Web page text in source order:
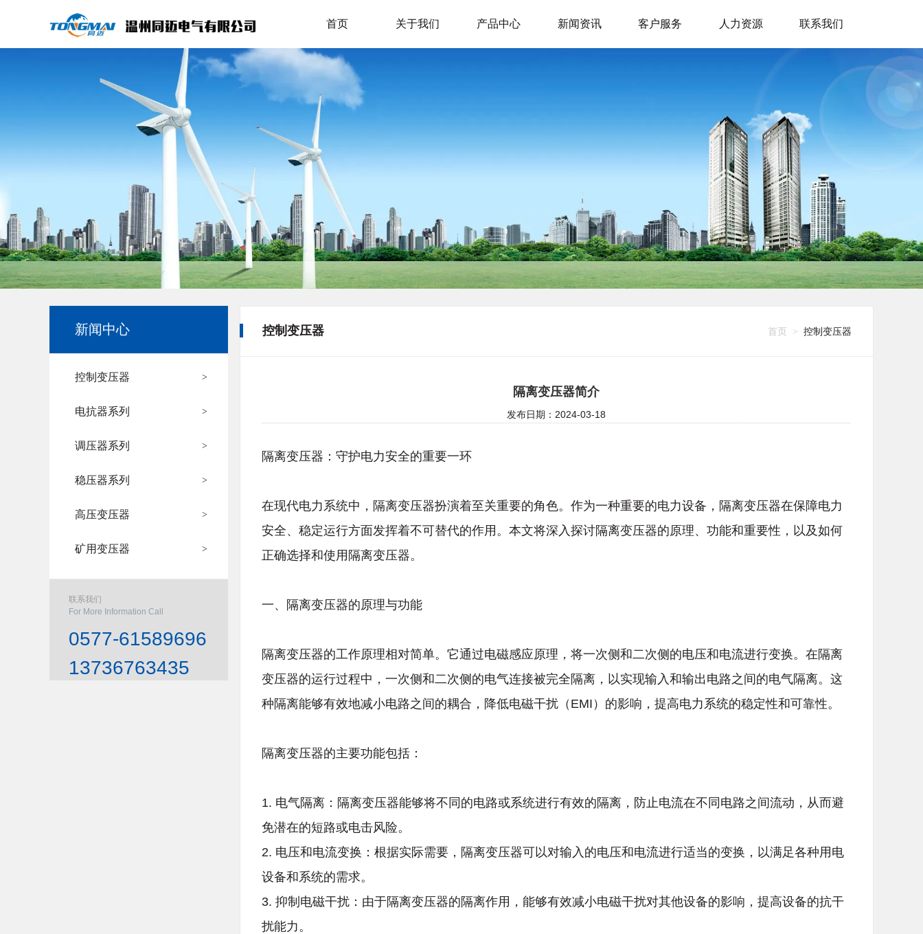
首页 关于我们 产品中心 新闻资讯 客户服务 人力资源 联系我们
新闻中心
控制变压器 >
电抗器系列 >
调压器系列 >
稳压器系列 >
高压变压器 >
矿用变压器 >
联系我们
For More Information Call
0577-61589696
13736763435
控制变压器 首页 > 控制变压器
隔离变压器简介
发布日期：2024-03-18
隔离变压器：守护电力安全的重要一环
在现代电力系统中，隔离变压器扮演着至关重要的角色。作为一种重要的电力设备，隔离变压器在保障电力
安全、稳定运行方面发挥着不可替代的作用。本文将深入探讨隔离变压器的原理、功能和重要性，以及如何
正确选择和使用隔离变压器。
一、隔离变压器的原理与功能
隔离变压器的工作原理相对简单。它通过电磁感应原理，将一次侧和二次侧的电压和电流进行变换。在隔离
变压器的运行过程中，一次侧和二次侧的电气连接被完全隔离，以实现输入和输出电路之间的电气隔离。这
种隔离能够有效地减小电路之间的耦合，降低电磁干扰（EMI）的影响，提高电力系统的稳定性和可靠性。
隔离变压器的主要功能包括：
1. 电气隔离：隔离变压器能够将不同的电路或系统进行有效的隔离，防止电流在不同电路之间流动，从而避
免潜在的短路或电击风险。
2. 电压和电流变换：根据实际需要，隔离变压器可以对输入的电压和电流进行适当的变换，以满足各种用电
设备和系统的需求。
3. 抑制电磁干扰：由于隔离变压器的隔离作用，能够有效减小电磁干扰对其他设备的影响，提高设备的抗干
扰能力。